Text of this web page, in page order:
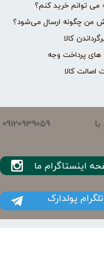
می توانم خرید کنم؟
من چگونه ارسال می‌شود؟
کالا
پرداخت وجه
اصالت کالا
09120939059
پولدارک
اینستاگرام ما